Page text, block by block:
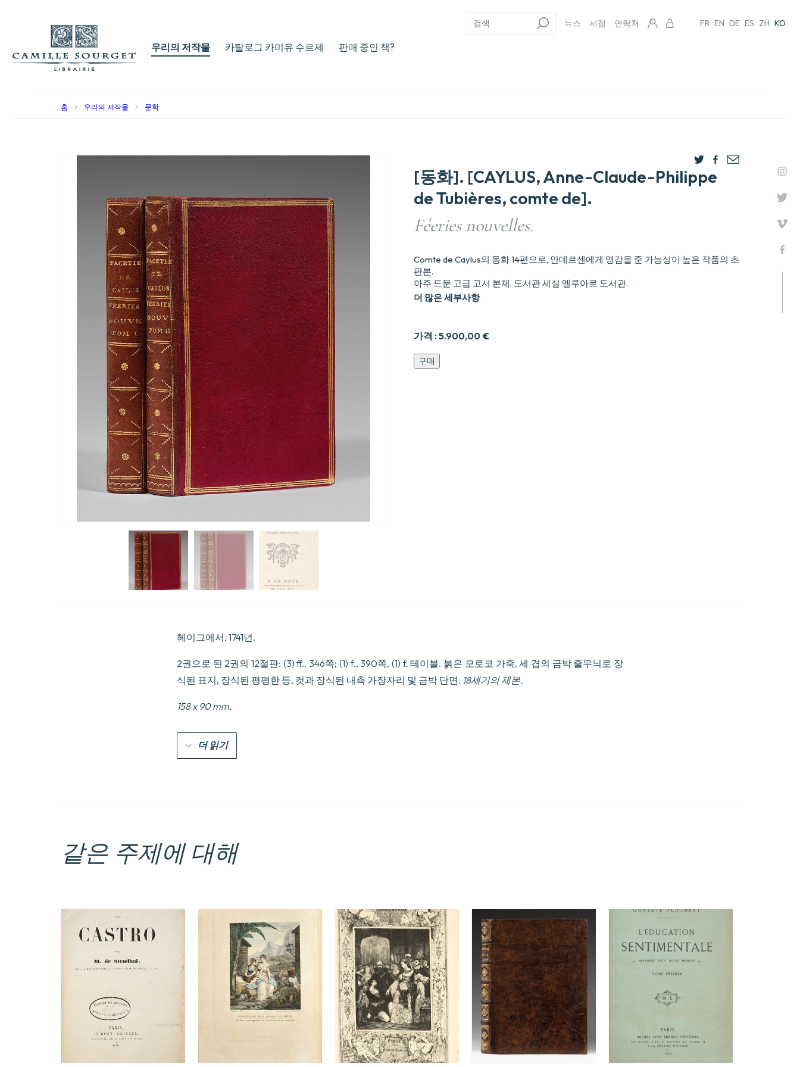
우리의 저작물 카탈로그 카미유 수르제 판매 중인 책?
뉴스 서점 연락처 FR EN DE ES ZH KO
홈 우리의 저작물 문학
[동화]. [CAYLUS, Anne-Claude-Philippe
de Tubières, comte de].
Féeries nouvelles.
가격 :5.900,00 €
Comte de Caylus의 동화 14편으로, 안데르센에게 영감을 준 가능성이 높은 작품의 초
판본.
아주 드문 고급 고서 본체. 도서관 세실 엘루아르 도서관.
더 많은 세부사항
F
c9eries
구매
헤이그에서, 1741년.
2권으로 된 2권의 12절판: (3) ff., 346쪽; (1) f., 390쪽, (1) f. 테이블. 붉은 모로코 가죽, 세 겹의 금박 줄무늬로 장
식된 표지, 장식된 평평한 등, 컷과 장식된 내측 가장자리 및 금박 단면. 18세기의 제본.
158 x 90 mm.
더 읽기
같은 주제에 대해